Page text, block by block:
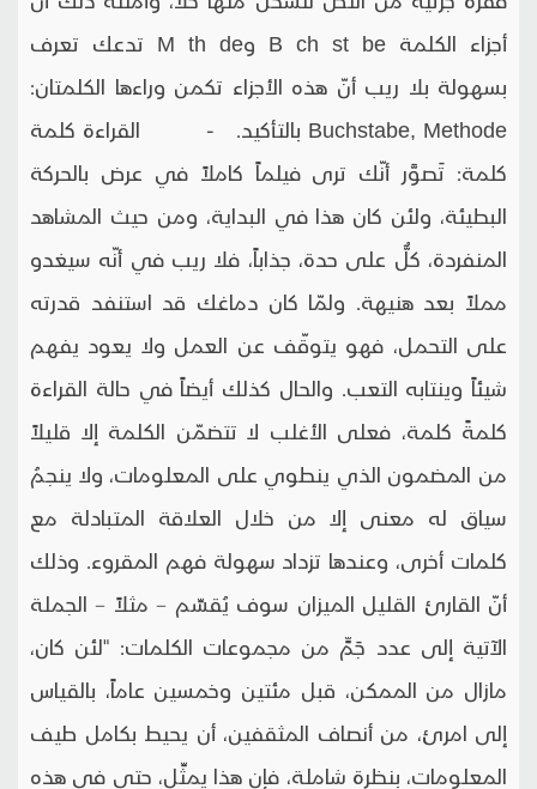
أجزاء الكلمة B ch st be وM th de تدعك تعرف
بسهولة بلا ريب أنّ هذه الأجزاء تكمن وراءها الكلمتان:
Buchstabe, Methode بالتأكيد. - القراءة كلمة
كلمة: تَصوَّر أنّك ترى فيلماً كاملاً في عرض بالحركة
البطيئة، ولئن كان هذا في البداية، ومن حيث المشاهد
المنفردة، كلٌّ على حدة، جذاباً، فلا ريب في أنّه سيغدو
مملاً بعد هنيهة. ولمّا كان دماغك قد استنفد قدرته
على التحمل، فهو يتوقّف عن العمل ولا يعود يفهم
شيئاً وينتابه التعب. والحال كذلك أيضاً في حالة القراءة
كلمةً كلمة، فعلى الأغلب لا تتضمّن الكلمة إلا قليلاً
من المضمون الذي ينطوي على المعلومات، ولا ينجمُ
سياق له معنى إلا من خلال العلاقة المتبادلة مع
كلمات أخرى، وعندها تزداد سهولة فهم المقروء. وذلك
أنّ القارئ القليل الميزان سوف يُقسِّم – مثلاً – الجملة
الآتية إلى عدد جَمٍّ من مجموعات الكلمات: "لئن كان،
مازال من الممكن، قبل مئتين وخمسين عاماً، بالقياس
إلى امرئ، من أنصاف المثقفين، أن يحيط بكامل طيف
المعلومات، بنظرة شاملة، فإن هذا يمثِّل، حتى في هذه